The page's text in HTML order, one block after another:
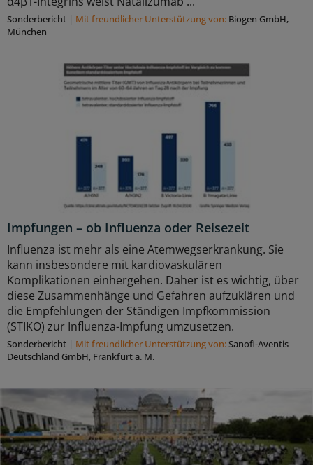
Sonderbericht | Mit freundlicher Unterstützung von: Biogen GmbH,
München
Impfungen – ob Influenza oder Reisezeit
Influenza ist mehr als eine Atemwegserkrankung. Sie
kann insbesondere mit kardiovaskulären
Komplikationen einhergehen. Daher ist es wichtig, über
diese Zusammenhänge und Gefahren aufzuklären und
die Empfehlungen der Ständigen Impfkommission
(STIKO) zur Influenza-Impfung umzusetzen.
Sonderbericht | Mit freundlicher Unterstützung von:Sanofi-Aventis
Deutschland GmbH, Frankfurt a. M.